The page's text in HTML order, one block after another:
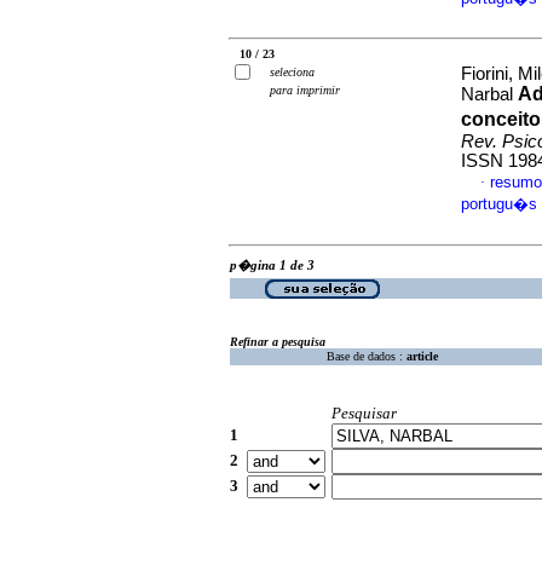
10 / 23
seleciona
para imprimir
Fiorini,
Narbal
Rev.
ISSN
·
portugu�s
p�gina 1 de 3
Refinar a pesquisa
Base de dados : article
Pesquisar
1
2
3